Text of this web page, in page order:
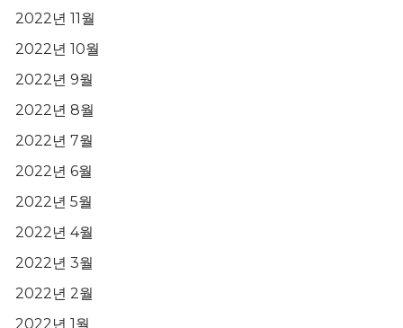
2022년 11월
2022년 10월
2022년 9월
2022년 8월
2022년 7월
2022년 6월
2022년 5월
2022년 4월
2022년 3월
2022년 2월
2022년 1월